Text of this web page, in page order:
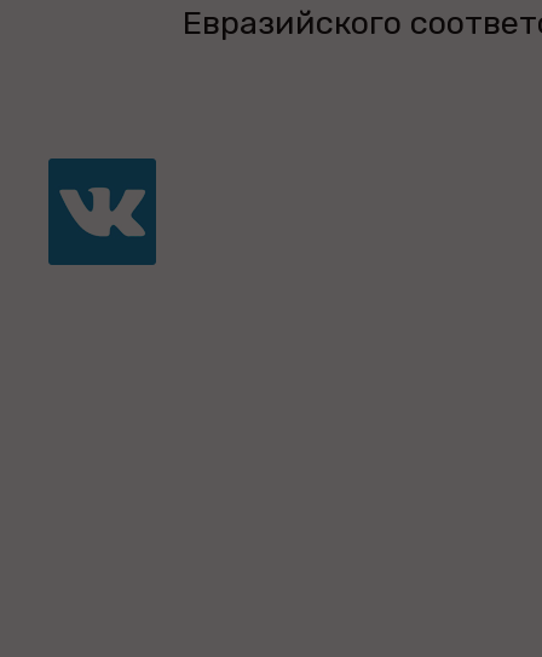
Евразийского